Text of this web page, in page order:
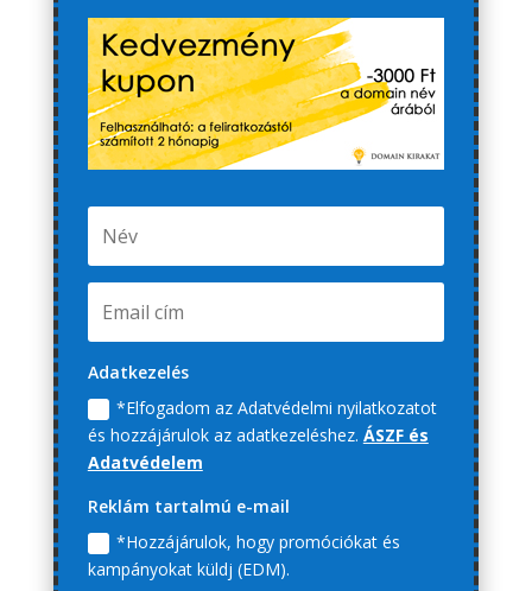
Adatkezelés
*Elfogadom az Adatvédelmi nyilatkozatot
és hozzájárulok az adatkezeléshez. ÁSZF és
Adatvédelem
Reklám tartalmú e-mail
*Hozzájárulok, hogy promóciókat és
kampányokat küldj (EDM).